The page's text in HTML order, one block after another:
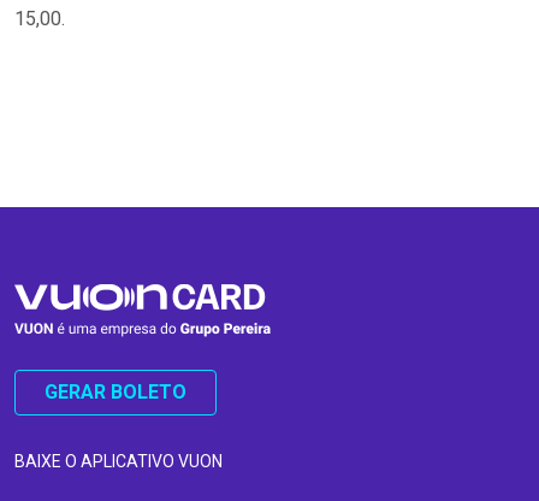
15,00.
GERAR BOLETO
BAIXE O APLICATIVO VUON